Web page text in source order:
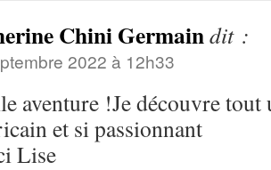
Chini Germaindit :
2022 à 12h33
aventure !Je découvre
et si passionnant
Lise